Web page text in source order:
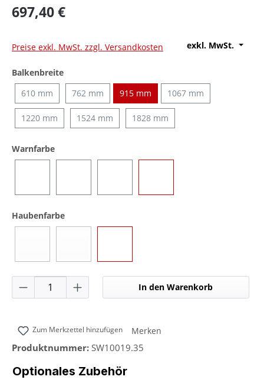
697,40 €
exkl. MwSt.
Preise exkl. MwSt. zzgl. Versandkosten
Balkenbreiteauswählen
610 mm
762 mm 915 mm 1067 mm
1220 mm 1524 mm 1828 mm
Warnfarbeauswählen
Haubenfarbeauswählen
Produkt Anzahl: Gib den gewünschten
In den Warenkorb
Zum Merkzettel hinzufügen Merken
Produktnummer: SW10019.35
Optionales Zubehör